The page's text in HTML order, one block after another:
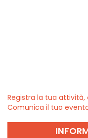
Registra la tua attività,
Comunica il tuo